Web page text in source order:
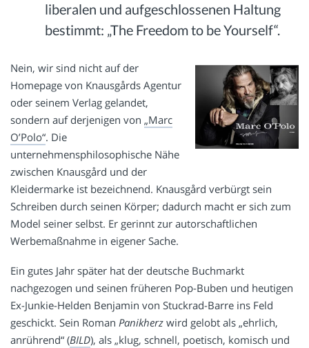
liberalen und aufgeschlossenen Haltung
bestimmt: „The Freedom to be Yourself“.
Nein, wir sind nicht auf der
Homepage von Knausgårds Agentur
oder seinem Verlag gelandet,
sondern auf derjenigen von „Marc
O’Polo“. Die
unternehmensphilosophische Nähe
zwischen Knausgård und der
Kleidermarke ist bezeichnend. Knausgård verbürgt sein
Schreiben durch seinen Körper; dadurch macht er sich zum
Model seiner selbst. Er gerinnt zur autorschaftlichen
Werbemaßnahme in eigener Sache.
Ein gutes Jahr später hat der deutsche Buchmarkt
nachgezogen und seinen früheren Pop-Buben und heutigen
Ex-Junkie-Helden Benjamin von Stuckrad-Barre ins Feld
geschickt. Sein Roman Panikherz wird gelobt als „ehrlich,
anrührend“ (BILD), als „klug, schnell, poetisch, komisch und